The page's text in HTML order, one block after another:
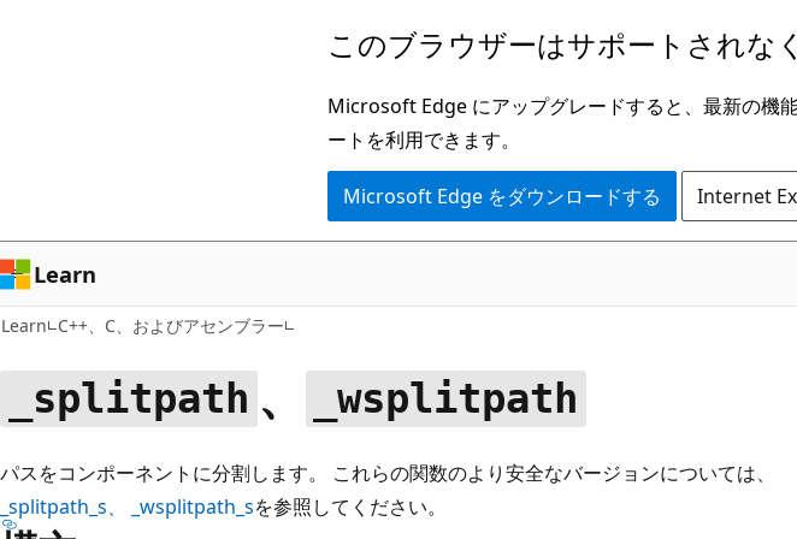
ン
ツ
に
ス
キ
ッ
このブラウザーはサポートされな
Microsoft Edge にアップグレードすると、最新の機
ートを利用できます。
Microsoft Edge をダウンロードする Internet
Learn
Learn C++、C、およびアセンブラー
_splitpath 、 _wsplitpath
パスをコンポーネントに分割します。 これらの関数のより安全なバージョンについては、
_splitpath_s、 _wsplitpath_sを参照してください。